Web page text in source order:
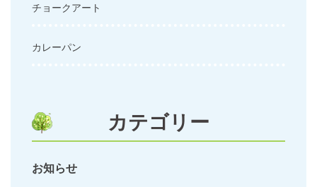
チョークアート
カレーパン
カテゴリー
お知らせ